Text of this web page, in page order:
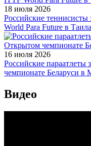
18 июля 2026
Российские теннисисты
World Para Future в
16 июля 2026
Российские параатлеты
чемпионате Беларуси в
Видео